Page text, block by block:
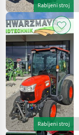
Rabljeni stroj
Rabljeni stroj